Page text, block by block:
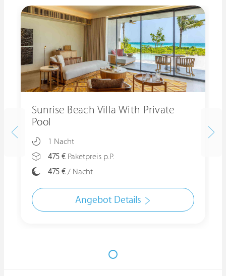
Sunrise Beach Villa With Private
Pool
1 Nacht
475 € Paketpreis p.P.
475 € / Nacht
Angebot Details